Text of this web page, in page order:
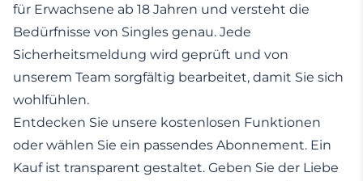
für Erwachsene ab 18 Jahren und versteht die
Bedürfnisse von Singles genau. Jede
Sicherheitsmeldung wird geprüft und von
unserem Team sorgfältig bearbeitet, damit Sie sich
wohlfühlen.
Entdecken Sie unsere kostenlosen Funktionen
oder wählen Sie ein passendes Abonnement. Ein
Kauf ist transparent gestaltet. Geben Sie der Liebe